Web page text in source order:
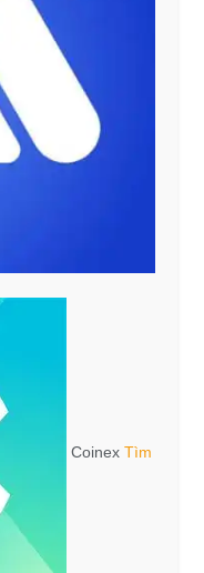
Coinex Tìm